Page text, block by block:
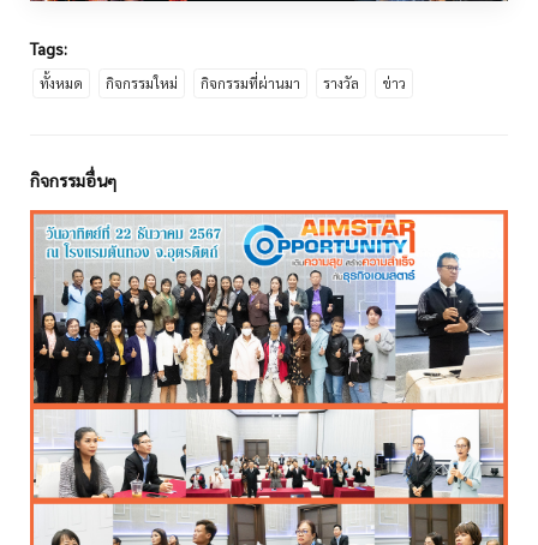
Tags:
ทั้งหมด กิจกรรมใหม่ กิจกรรมที่ผ่านมา รางวัล ข่าว
กิจกรรมอื่นๆ